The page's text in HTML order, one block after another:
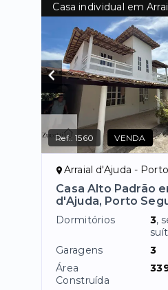
Casa individual em
Ref.:1560 VENDA
Arraial d'Ajuda -
Casa Alto Padrão
d'Ajuda, Porto
Dormitórios 3,
Garagens
3
Área
Construída